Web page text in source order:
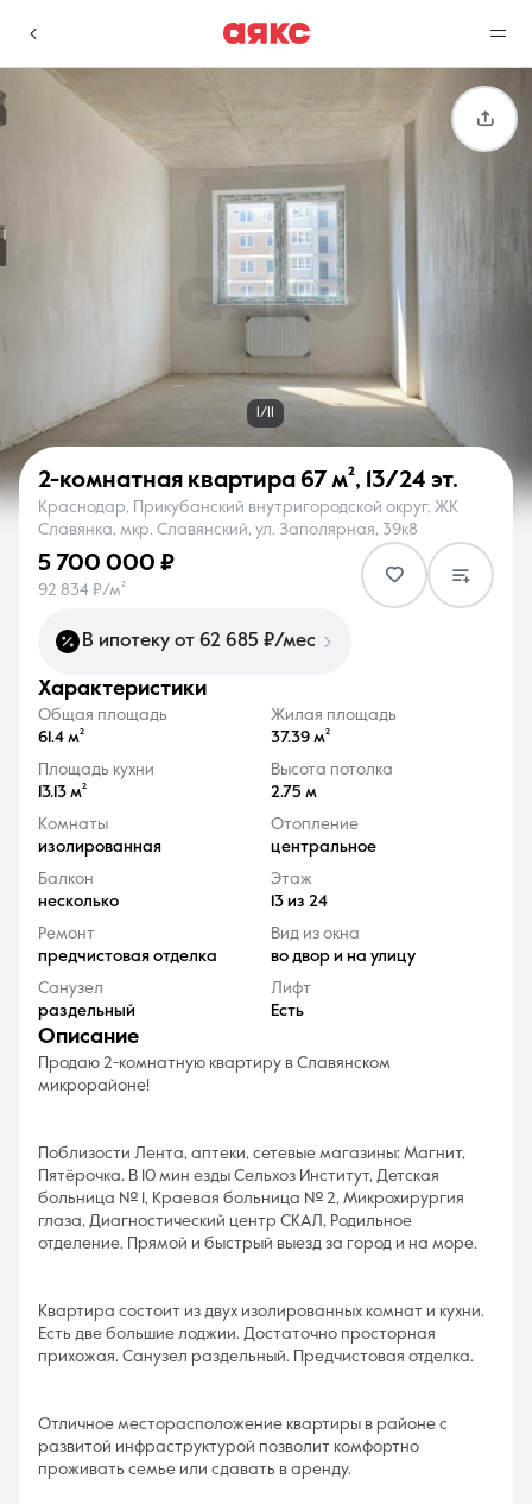
г. Краснодар
Сравнение
0 объявлений
Услуги
О компании Контакты
8 (861) 297-00-00
Ежедневно с 08:30 до 20:00
1/11
2-комнатная квартира 67 м², 13/24 эт.
Краснодар, Прикубанский внутригородской округ, ЖК
Славянка, мкр. Славянский, ул. Заполярная, 39к8
5 700 000 ₽
92 834 ₽/м²
В ипотеку от 62 685 ₽/мес
характеристики
Общая площадь
61.4 м²
Жилая площадь
37.39 м²
Площадь кухни
13.13 м²
Высота потолка
2.75 м
Комнаты
изолированная
Отопление
центральное
Балкон
несколько
Этаж
13 из 24
Ремонт
предчистовая отделка
Вид из окна
во двор и на улицу
Санузел
раздельный
Лифт
Есть
описание
Продаю 2-комнатную квартиру в Славянском
микрорайоне!
Поблизости Лента, аптеки, сетевые магазины: Магнит,
Пятёрочка. В 10 мин езды Сельхоз Институт, Детская
больница № 1, Краевая больница № 2, Микрохирургия
глаза, Диагностический центр СКАЛ, Родильное
отделение. Прямой и быстрый выезд за город и на море.
Квартира состоит из двух изолированных комнат и кухни.
Есть две большие лоджии. Достаточно просторная
прихожая. Санузел раздельный. Предчистовая отделка.
Отличное месторасположение квартиры в районе с
развитой инфраструктурой позволит комфортно
проживать семье или сдавать в аренду.